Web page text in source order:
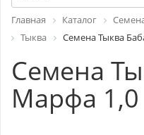
Главная Каталог
Тыква
Семена Тыква
Семена
Марфа